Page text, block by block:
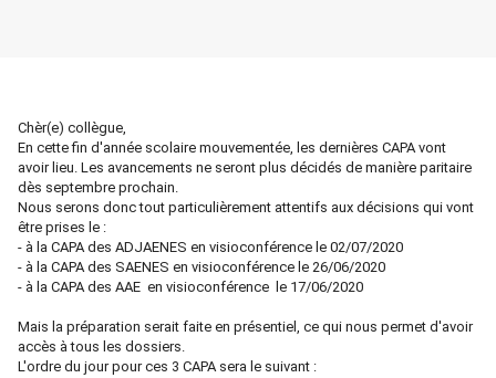
Chèr(e) collègue,
En cette fin d'année scolaire mouvementée, les dernières CAPA vont
avoir lieu. Les avancements ne seront plus décidés de manière paritaire
dès septembre prochain.
Nous serons donc tout particulièrement attentifs aux décisions qui vont
être prises le :
- à la CAPA des ADJAENES en visioconférence le 02/07/2020
- à la CAPA des SAENES en visioconférence le 26/06/2020
- à la CAPA des AAE en visioconférence le 17/06/2020
Mais la préparation serait faite en présentiel, ce qui nous permet d'avoir
accès à tous les dossiers.
L'ordre du jour pour ces 3 CAPA sera le suivant :